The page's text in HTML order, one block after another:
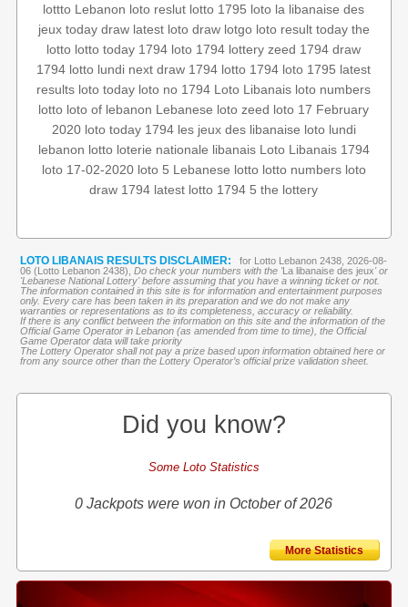
lottto Lebanon loto reslut lotto 1795 loto la libanaise des
jeux today draw latest loto draw lotgo loto result today the
lotto lotto today 1794 loto 1794 lottery zeed 1794 draw
1794 lotto lundi next draw 1794 lotto 1794 loto 1795 latest
results loto today loto no 1794 Loto Libanais loto numbers
lotto loto of lebanon Lebanese loto zeed loto 17 February
2020 loto today 1794 les jeux des libanaise loto lundi
lebanon lotto loterie nationale libanais Loto Libanais 1794
loto 17-02-2020 loto 5 Lebanese lotto lotto numbers loto
draw 1794 latest lotto 1794 5 the lottery
LOTO LIBANAIS RESULTS DISCLAIMER:
for Lotto Lebanon 2438, 2026-08-
06 (Lotto Lebanon 2438), Do check your numbers with the 'La libanaise des jeux' or
'Lebanese National Lottery' before assuming that you have a winning ticket or not.
The information contained in this site is for information and entertainment purposes
only. Every care has been taken in its preparation and we do not make any
warranties or representations as to its completeness, accuracy or reliability.
If there is any conflict between the information on this site and the information of the
Official Game Operator in Lebanon (as amended from time to time), the Official
Game Operator data will take priority
The Lottery Operator shall not pay a prize based upon information obtained here or
from any source other than the Lottery Operator’s official prize validation sheet.
Did you know?
Some Loto Statistics
0 Jackpots were won in October of 2026
More Statistics